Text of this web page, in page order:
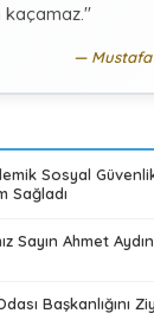
kaçamaz."
Sosyal
Sağladı
Sayın Ahmet
Başkanlığını